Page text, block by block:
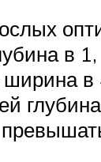
в
ширина в